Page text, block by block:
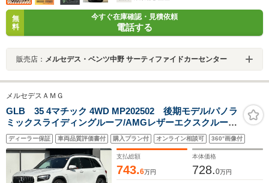
無
料
今すぐ在庫確認・見積依頼
電話する
販売店： メルセデス・ベンツ中野 サーティファイドカーセンター
メルセデスＡＭＧ
GLB 35 4マチック 4WD MP202502 後期モデル/パノラ
ミックスライディングルーフ/AMGレザーエクスクルーシ
ブパッケージ/本革シート/シートヒーター/Burmesterサウ
ンド/360°カメラ/20インチAMGアルミホイール/ヘッドア
ップディスプレイ
ディーラー保証 車両品質評価書付 購入プラン付 オンライン相談可 360°画像付
支払総額
743.6万円
本体価格
728.0万円